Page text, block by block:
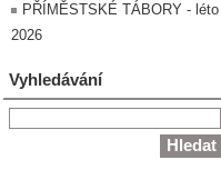
PŘÍMĚSTSKÉ TÁBORY - léto
2026
Vyhledávání